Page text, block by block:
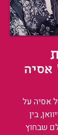
אסיה
אסיה על
בין
שבחוץ